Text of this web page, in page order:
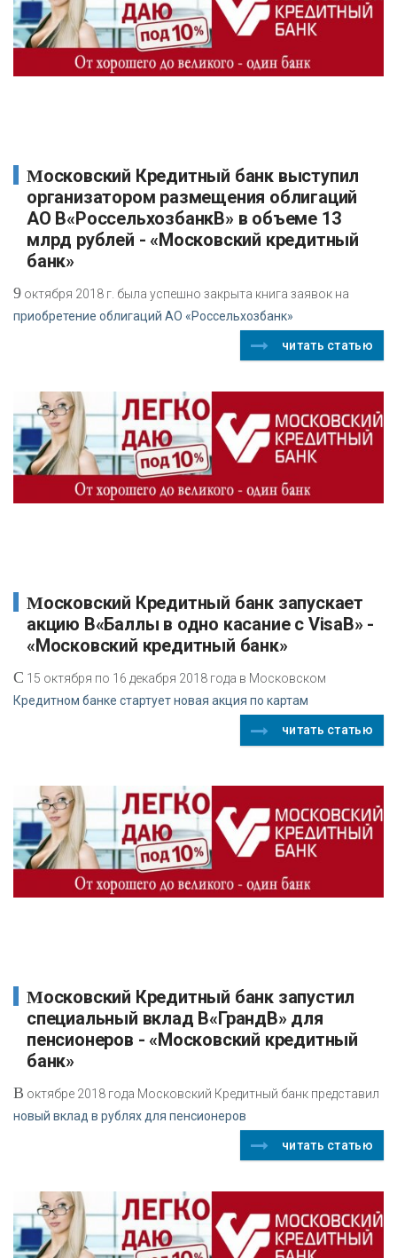
Московский Кредитный банк выступил
организатором размещения облигаций
АО В«РоссельхозбанкВ» в объеме 13
млрд рублей - «Московский кредитный
банк»
9 октября 2018 г. была успешно закрыта книга заявок на
приобретение облигаций АО «Россельхозбанк»
читать статью
Московский Кредитный банк запускает
акцию В«Баллы в одно касание с VisaВ» -
«Московский кредитный банк»
С 15 октября по 16 декабря 2018 года в Московском
Кредитном банке стартует новая акция по картам
читать статью
Московский Кредитный банк запустил
специальный вклад В«ГрандВ» для
пенсионеров - «Московский кредитный
банк»
В октябре 2018 года Московский Кредитный банк представил
новый вклад в рублях для пенсионеров
читать статью